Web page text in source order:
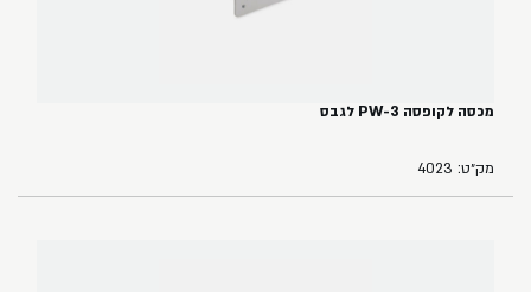
מכסה לקופסה PW-3 לגבס
מק״ט: 4023